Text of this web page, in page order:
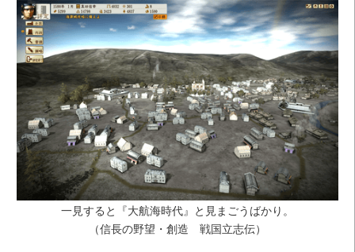
一見すると『大航海時代』と見まごうばかり。
（信長の野望・創造 戦国立志伝）